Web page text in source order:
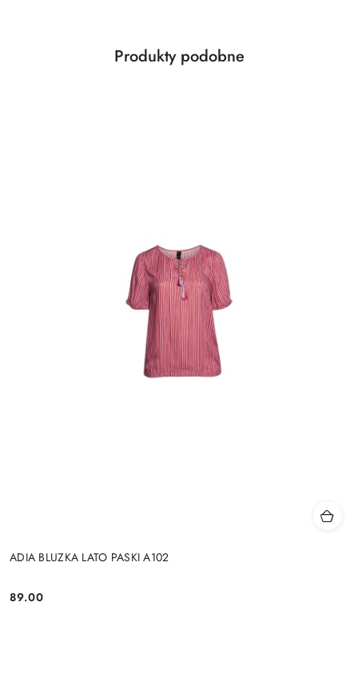
Pomiń karuzelę produktów
Produkty
Produkty podobne
ADIA BLUZKA LATO PASKI A102
Cena:
89.00